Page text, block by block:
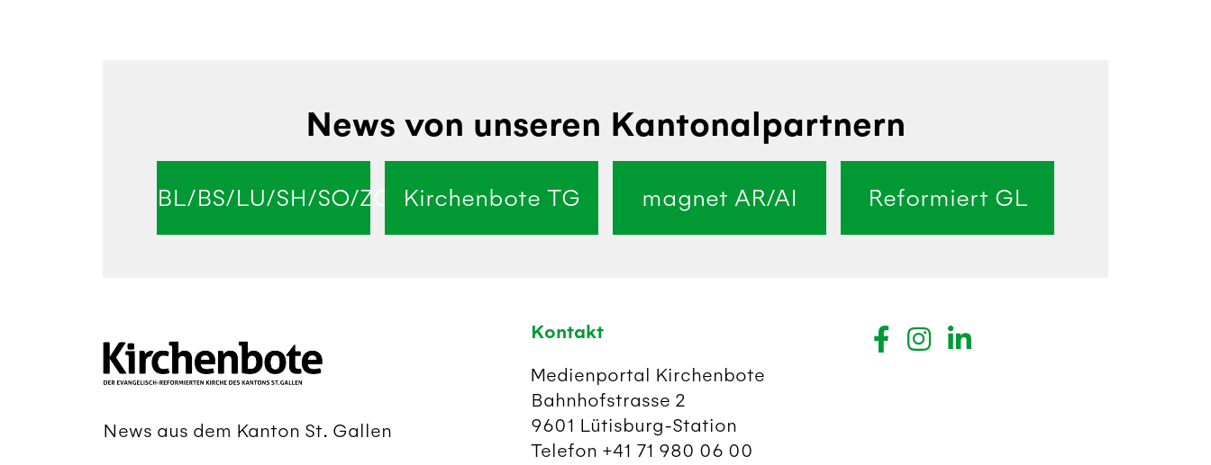
News von unseren Kantonalpartnern
BL/BS/LU/SH/SO/ZG Kirchenbote TG magnet AR/AI Reformiert GL
News aus dem Kanton St. Gallen
Kontakt
Medienportal Kirchenbote
Bahnhofstrasse 2
9601 Lütisburg-Station
Telefon +41 71 980 06 00